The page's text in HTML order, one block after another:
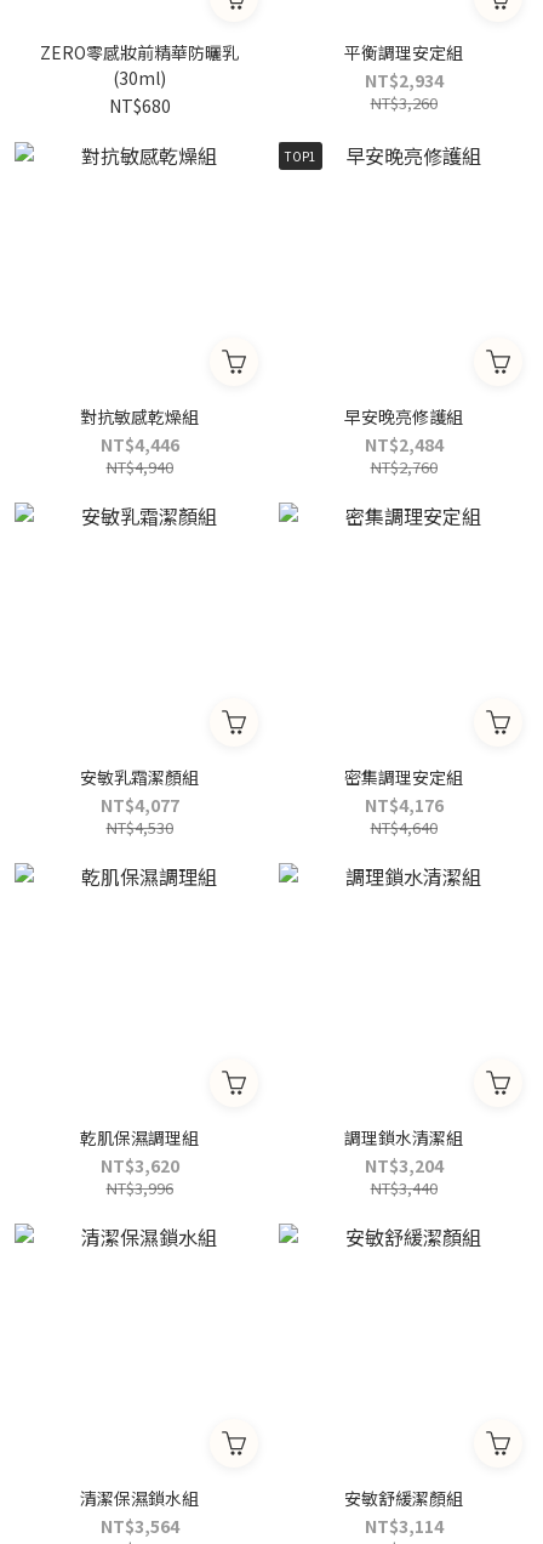
ZERO零感妝前精華防曬乳
(30ml)
NT$680
平衡調理安定組
NT$2,934
NT$3,260
對抗敏感乾燥組
NT$4,446
NT$4,940
TOP1
早安晚亮修護組
NT$2,484
NT$2,760
安敏乳霜潔顏組
NT$4,077
NT$4,530
密集調理安定組
NT$4,176
NT$4,640
乾肌保濕調理組
NT$3,620
NT$3,996
調理鎖水清潔組
NT$3,204
NT$3,440
清潔保濕鎖水組
NT$3,564
安敏舒緩潔顏組
NT$3,114